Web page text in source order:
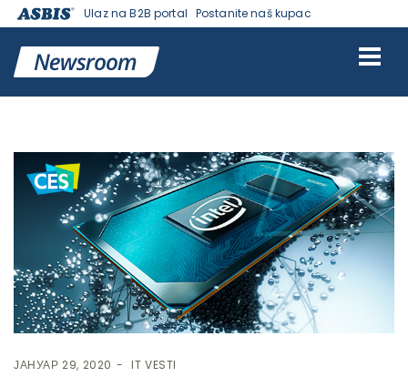
Ulaz na B2B portal Postanite naš kupac
Ознака:NETWORK
ЈАНУАР 29, 2020 IT VESTI